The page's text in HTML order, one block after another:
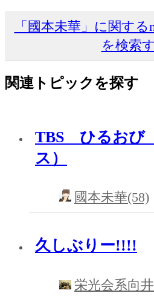
「國本未華」に関す
を検索
関連トピックを探す
TBS ひるおび
ス）
國本未華(58)
久しぶりー!!!!
栄光会系向